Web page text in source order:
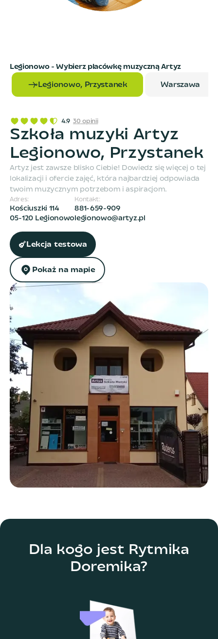
Legionowo- Wybierz placówkę muzyczną Artyz
Legionowo, Przystanek Warszawa
4.9 30 opinii
Szkoła muzyki Artyz
Legionowo, Przystanek
Artyz jest zawsze blisko Ciebie! Dowiedz się więcej o tej
lokalizacji i ofercie zajęć, która najbardziej odpowiada
twoim muzycznym potrzebom i aspiracjom.
Adres:
Kościuszki 114
05-120 Legionowo
Kontakt:
881-659-909
legionowo@artyz.pl
Lekcja testowa
Pokaż na mapie
Dla kogo jest Rytmika
Doremika?